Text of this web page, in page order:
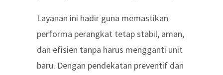
Layanan ini hadir guna memastikan
performa perangkat tetap stabil, aman,
dan efisien tanpa harus mengganti unit
baru. Dengan pendekatan preventif dan